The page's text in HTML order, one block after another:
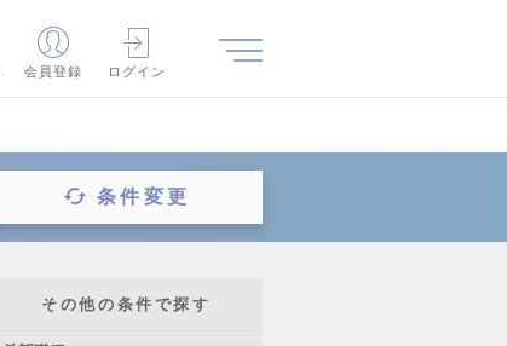
会員登録 ログイン
条件変更
その他の条件で探す